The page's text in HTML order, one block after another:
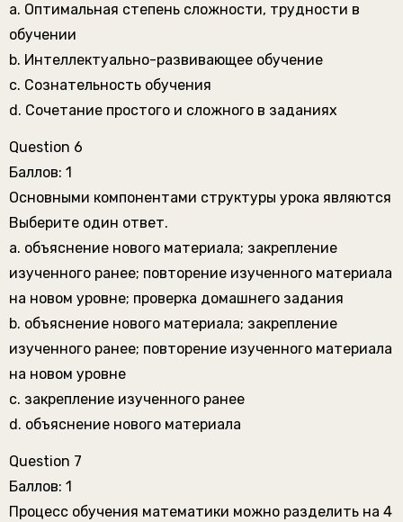
a. Оптимальная степень сложности, трудности в
обучении
b. Интеллектуально-развивающее обучение
c. Сознательность обучения
d. Сочетание простого и сложного в заданиях
Question 6
Баллов: 1
Основными компонентами структуры урока являются
Выберите один ответ.
a. объяснение нового материала; закрепление
изученного ранее; повторение изученного материала
на новом уровне; проверка домашнего задания
b. объяснение нового материала; закрепление
изученного ранее; повторение изученного материала
на новом уровне
c. закрепление изученного ранее
d. объяснение нового материала
Question 7
Баллов: 1
Процесс обучения математики можно разделить на 4